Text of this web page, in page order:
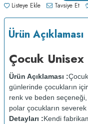
Listeye Ekle Tavsiye Et
Ürün Açıklaması
Çocuk
Ürün Açıklaması :
günlerinde çocukların
renk ve beden seçeneği,
polar çocukların
Detayları :Kendi